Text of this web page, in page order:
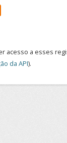
acesso a esses
da API).